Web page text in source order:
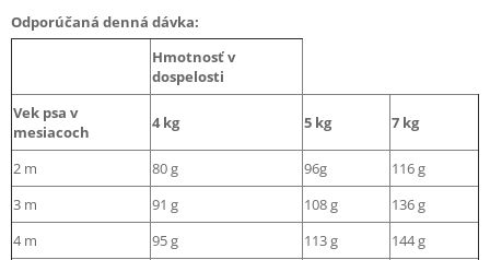
Odporúčaná denná dávka:
Hmotnosť v
dospelosti
Vek psa v
mesiacoch
4 kg 5 kg 7 kg
2 m 80 g 96g
116 g
3 m
91 g 108 g
136 g
4 m
95 g 113 g
144 g